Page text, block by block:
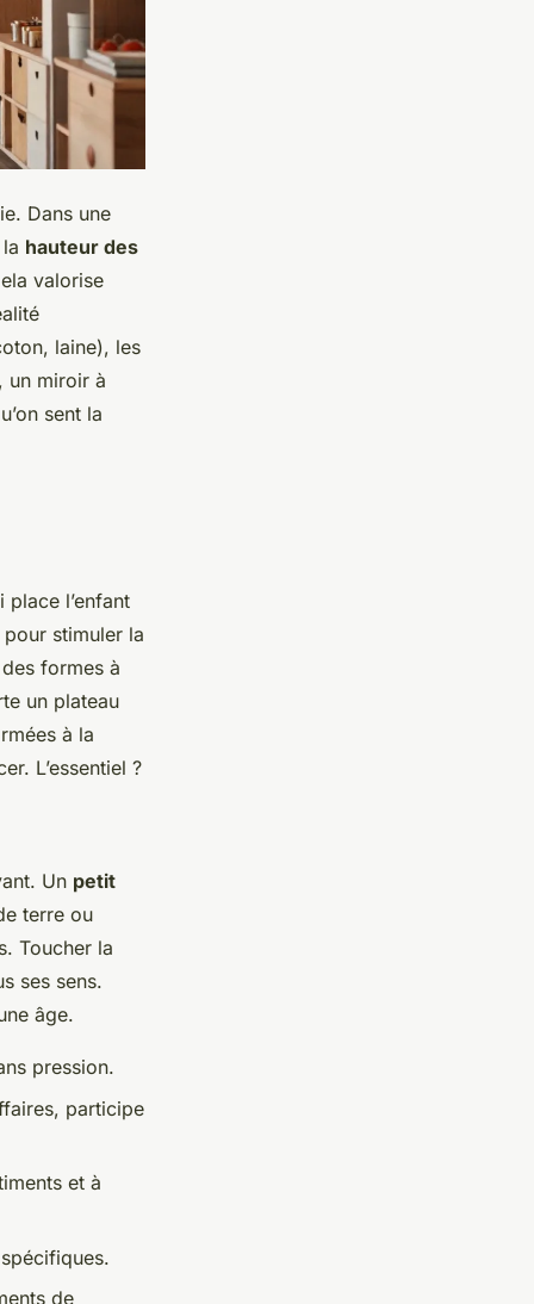
Dans une
hauteur des
valorise
laine), les
un miroir à
sent la
place l’enfant
stimuler la
formes à
un plateau
à la
L’essentiel ?
Un petit
terre ou
Toucher la
ses sens.
âge.
pression.
participe
et à
de